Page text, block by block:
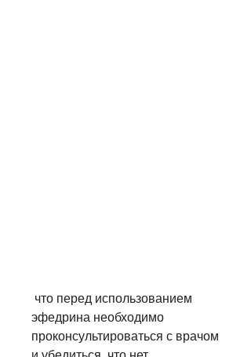
эфедрина необходимо
проконсультироваться с врачом